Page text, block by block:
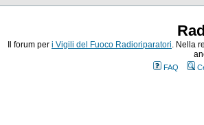
Il forum per i Vigili del Fuoco Radioriparatori. Nella
FAQ